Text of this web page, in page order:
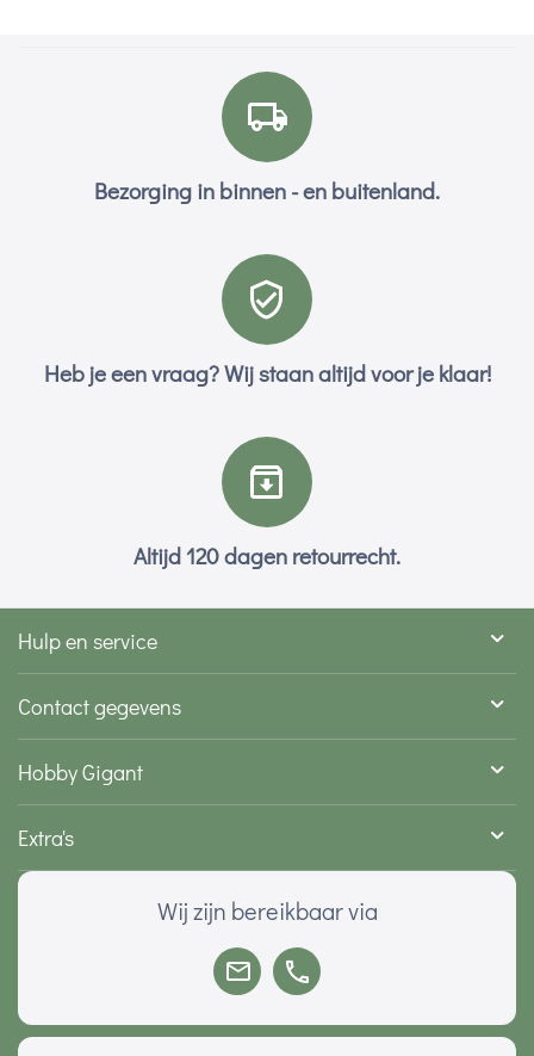
Bezorging in binnen - en buitenland.
Heb je een vraag? Wij staan altijd voor je klaar!
Altijd 120 dagen retourrecht.
Hulp en service
Contact gegevens
Hobby Gigant
Extra's
Wij zijn bereikbaar via